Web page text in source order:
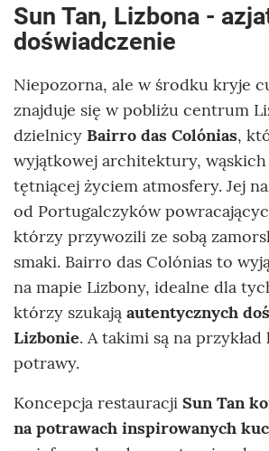
Sun Tan, Lizbona -
doświadczenie
Niepozorna, ale w środku kryje
znajduje się w pobliżu centrum
dzielnicy Bairro das Colónias,
wyjątkowej architektury,
tętniącej życiem atmosfery. Jej
od Portugalczyków
którzy przywozili ze sobą
smaki. Bairro das Colónias to
na mapie Lizbony, idealne dla
którzy szukają autentycznych
Lizbonie. A takimi są na przykład
potrawy.
Koncepcja restauracji Sun Tan
na potrawach inspirowanych